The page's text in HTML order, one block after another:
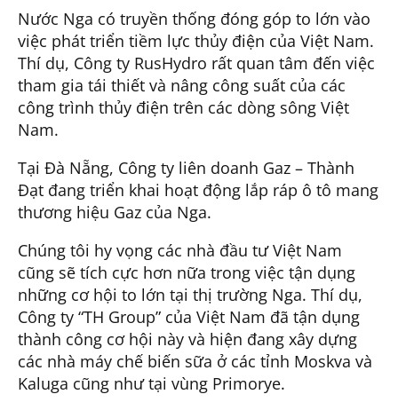
Nước Nga có truyền thống đóng góp to lớn vào
việc phát triển tiềm lực thủy điện của Việt Nam.
Thí dụ, Công ty RusHydro rất quan tâm đến việc
tham gia tái thiết và nâng công suất của các
công trình thủy điện trên các dòng sông Việt
Nam.
Tại Đà Nẵng, Công ty liên doanh Gaz – Thành
Đạt đang triển khai hoạt động lắp ráp ô tô mang
thương hiệu Gaz của Nga.
Chúng tôi hy vọng các nhà đầu tư Việt Nam
cũng sẽ tích cực hơn nữa trong việc tận dụng
những cơ hội to lớn tại thị trường Nga. Thí dụ,
Công ty “TH Group” của Việt Nam đã tận dụng
thành công cơ hội này và hiện đang xây dựng
các nhà máy chế biến sữa ở các tỉnh Moskva và
Kaluga cũng như tại vùng Primorye.